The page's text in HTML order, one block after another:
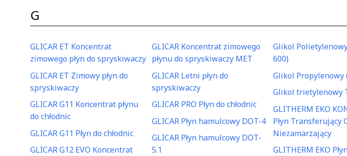
G
GLICAR ET Koncentrat
zimowego płyn do spryskiwaczy
GLICAR ET Zimowy płyn do
spryskiwaczy
GLICAR G11 Koncentrat płynu
do chłodnic
GLICAR G11 Płyn do chłodnic
GLICAR G12 EVO Koncentrat
GLICAR Koncentrat zimowego
płynu do spryskiwaczy MET
GLICAR Letni płyn do
spryskiwaczy
GLICAR PRO Płyn do chłodnic
GLICAR Płyn hamulcowy DOT-4
GLICAR Płyn hamulcowy DOT-
5.1
Glikol
600)
Glikol Propylenowy
Glikol trietylenowy
GLITHERM EKO
Płyn Transferujący
Niezamarzający
GLITHERM EKO